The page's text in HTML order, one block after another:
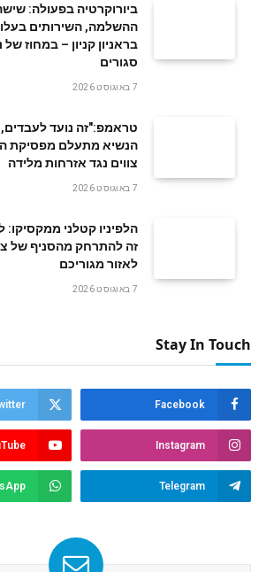
ביורוקרטיה בפעולה:
ההשלמה, השירותים
בראניון קניון – במחוז של
סגורים
7 באוגוסט 2026
טראמפ:"זה נועד לעבדים,
הנשיא מתעלם מפסיקת
צווים נגד אזרחות מלידה
7 באוגוסט 2026
הלפיניו קטלני
זה להתרחק מהסניף של
לאזור מגוריכם
7 באוגוסט 2026
Stay In Touch
Facebook
Instagram
Telegram